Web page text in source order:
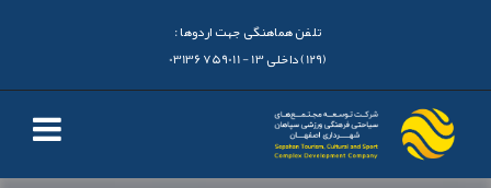
تلفن هماهنگی جهت اردوها :